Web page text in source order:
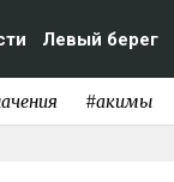
Левый берег
#акимы